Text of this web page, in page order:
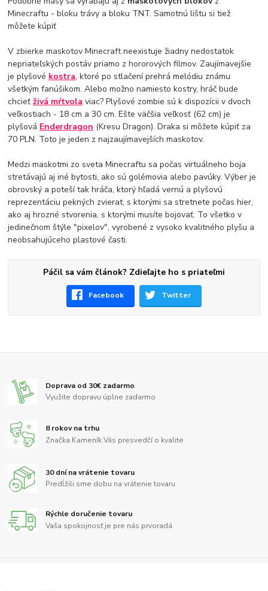
Minecraftu - bloku trávy a bloku TNT. Samotnú lištu si tiež
môžete kúpiť
V zbierke maskotov Minecraft neexistuje žiadny nedostatok
nepriateľských postáv priamo z hororových filmov. Zaujímavejšie
je plyšové kostra, ktoré po stlačení prehrá melódiu známu
všetkým fanúšikom. Alebo možno namiesto kostry, hráč bude
chcieťživá mŕtvola viac? Plyšové zombie sú k dispozícii v dvoch
veľkostiach - 18 cm a 30 cm. Ešte väčšia veľkosť (62 cm) je
plyšová Enderdragon (Kresu Dragon). Draka si môžete kúpiť za
70 PLN. Toto je jeden z najzaujímavejších maskotov.
Medzi maskotmi zo sveta Minecraftu sa počas virtuálneho boja
stretávajú aj iné bytosti, ako sú golémovia alebo pavúky. Výber je
obrovský a poteší tak hráča, ktorý hľadá vernú a plyšovú
reprezentáciu pekných zvierat, s ktorými sa stretnete počas hier,
ako aj hrozné stvorenia, s ktorými musíte bojovať. To všetko v
jedinečnom štýle "pixelov", vyrobené z vysoko kvalitného plyšu a
neobsahujúceho plastové časti.
Páčil sa vám článok? Zdieľajte ho s priateľmi
Facebook Twitter
Doprava od 30€ zadarmo
Využite dopravu úplne zadarmo
8 rokov na trhu
Značka Kameník Vás presvedčí o kvalite
30 dní na vrátenie tovaru
Predĺžili sme dobu na vrátenie tovaru
Rýchle doručenie tovaru
Vaša spokojnosť je pre nás prvoradá